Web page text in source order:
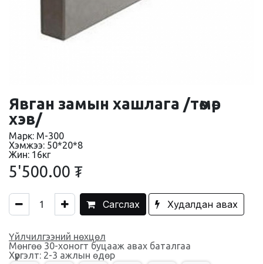
Явган замын хашлага /төмөр
хэв/
Марк: М-300
Хэмжээ: 50*20*8
Жин: 16кг
5'500.00 ₮
Сагслах Худалдан авах
Үйлчилгээний нөхцөл
Мөнгөө 30-хоногт буцааж авах баталгаа
Хүргэлт: 2-3 ажлын өдөр